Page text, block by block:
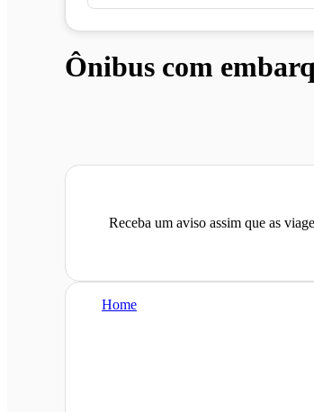
Ônibus com
Receba um aviso assim que as
Home